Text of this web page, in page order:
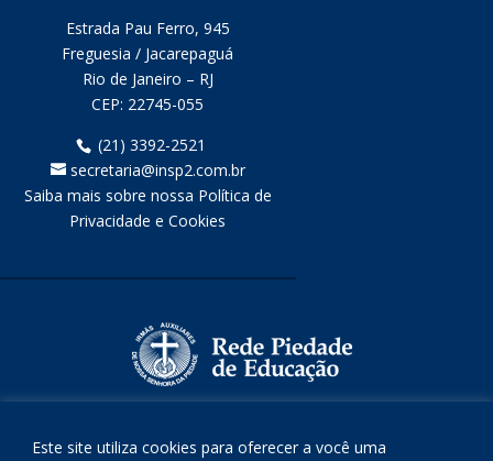
Este site utiliza cookies para oferecer a você uma
Estrada Pau Ferro, 945
Freguesia / Jacarepaguá
Rio de Janeiro – RJ
CEP: 22745-055
(21) 3392-2521
secretaria@insp2.com.br
Saiba mais sobre nossa Política de
Privacidade e Cookies